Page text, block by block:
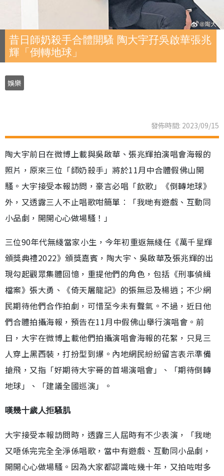
昔日師奶殺手合體開騷 陶大宇孖吳啟華張兆
輝「倒轉地球」
娛樂
發佈時間: 2023/09/15
陶大宇前日在微博上載與吳啟華、張兆輝拍演唱會海報的
照片，原來三位「師奶殺手」將於11月中合體假佛山開
騷。大宇接受本報訪問，豪言必唱「飲歌」《倒轉地球》
外，又透露三人不止唱歌咁簡單︰「我哋有遊戲、互動同
小品劇，開開心心做場騷！」
三位90年代無綫當家小生，今年初重返無綫任《萬千星輝
頒獎典禮2022》頒獎嘉賓，陶大宇、吳啟華及張兆輝的出
現勾起觀眾集體回憶，重提他們的角色，包括《刑事偵緝
檔案》張大勇、《倚天屠龍記》的張無忌及楊逍；不少網
民期待他們合作拍劇，可惜至今未有聲氣。不過，近日他
們合體拍攝海報，預告在11月中假佛山舉行演唱會。前
日，大宇在微博上載他們拍攝演唱會海報的花絮，只見三
人穿上黑西裝，打扮型到爆。內地網民紛紛留言表示準備
搶飛，又指「好期待大宇哥的首場演唱會」、「期待倒轉
地球」、「建議全國巡演」。
嘆幾十歲人拒騷肌
大宇接受本報訪問時，透露三人屆時有不少表演，「我哋
又唔係完完全全淨係唱歌，當中有遊戲、互動同小品劇，
開開心心做場騷。因為大家都認識咗幾十年，又拍咗咁多